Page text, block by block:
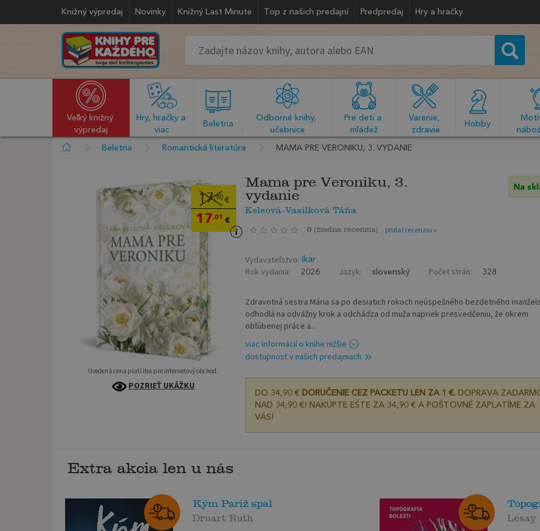
Knižný výpredaj Novinky Knižný Last Minute Top z našich predajní Predpredaj Hry a hračky
Veľký knižný
výpredaj
Hry, hračky a
viac
Beletria
Odborné knihy,
učebnice
Pre deti a
mládež
Varenie,
zdravie
Hobby
Beletria Romantická literatúra MAMA PRE VERONIKU, 3. VYDANIE
17,90 €
17,01 €
Uvedená cena platí iba pre internetový obchod.
POZRIEŤ UKÁŽKU
Mama pre Veroniku, 3.
vydanie
Keleová-Vasilková Táňa
Na
0 (žiadna recenzia) pridať recenziu »
Vydavateľstvo: Ikar
Rok vydania: 2026 Jazyk: slovenský Počet strán: 328
Zdravotná sestra Mária sa po desiatich rokoch neúspešného bezdetného
odhodlá na odvážny krok a odchádza od muža napriek presvedčeniu, že okrem
obľúbenej práce a...
viac informácií o knihe nižšie
dostupnosť v našich predajniach
DO 34,90 € DORUČENIE CEZ PACKETU LEN ZA 1 €.DOPRAVA
NAD 34,90 €! NAKÚPTE EŠTE ZA 34,90 € A POŠTOVNÉ ZAPLATÍME ZA
VÁS!
Extra akcia len u nás
Kým Paríž spal
Druart Ruth Lesay